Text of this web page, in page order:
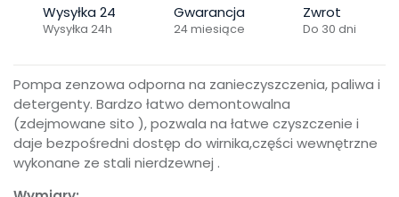
Wysyłka 24
Wysyłka 24h
Gwarancja
24 miesiące
Zwrot
Do 30 dni
Pompa zenzowa odporna na zanieczyszczenia, paliwa i
detergenty. Bardzo łatwo demontowalna
(zdejmowane sito ), pozwala na łatwe czyszczenie i
daje bezpośredni dostęp do wirnika,części wewnętrzne
wykonane ze stali nierdzewnej .